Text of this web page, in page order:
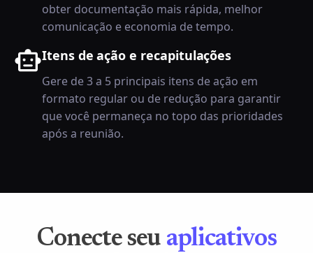
obter documentação mais rápida, melhor
comunicação e economia de tempo.
Itens de ação e recapitulações
Gere de 3 a 5 principais itens de ação em
formato regular ou de redução para garantir
que você permaneça no topo das prioridades
após a reunião.
Conecte seu aplicativos